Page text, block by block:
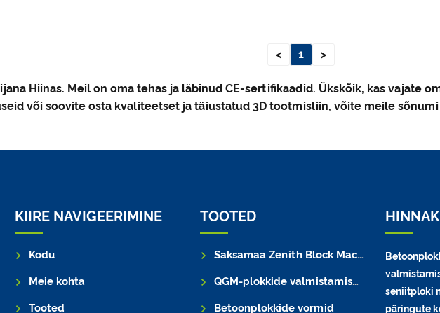
< 1 >
Hiinas. Meil on oma tehas ja läbinud CE-sertifikaadid. Ükskõik, kas vajate
või soovite osta kvaliteetset ja täiustatud 3D tootmisliin, võite meile sõnumi
KIIRE NAVIGEERIMINE
Kodu
Meie kohta
Tooted
TOOTED
Saksamaa Zenith Block Machine
QGM-plokkide valmistamise masin
Betoonplokkide vormid
seniitploki
päringute